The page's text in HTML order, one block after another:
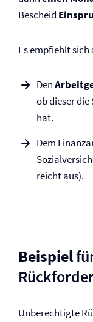
Bescheid
Es empfiehlt
Den
ob dieser
hat.
Dem
reicht aus).
Beispiel
Unberechtigte